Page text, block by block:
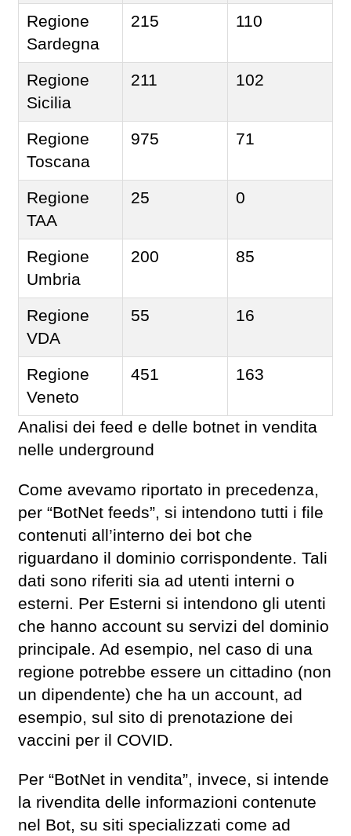
Regione
Sardegna
215 110
Regione
Sicilia
211 102
Regione
Toscana
975 71
Regione
TAA
25 0
Regione
Umbria
200 85
Regione
VDA
55 16
Regione
Veneto
451 163
Analisi dei feed e delle botnet in vendita
nelle underground
Come avevamo riportato in precedenza,
per “BotNet feeds”, si intendono tutti i file
contenuti all’interno dei bot che
riguardano il dominio corrispondente. Tali
dati sono riferiti sia ad utenti interni o
esterni. Per Esterni si intendono gli utenti
che hanno account su servizi del dominio
principale. Ad esempio, nel caso di una
regione potrebbe essere un cittadino (non
un dipendente) che ha un account, ad
esempio, sul sito di prenotazione dei
vaccini per il COVID.
Per “BotNet in vendita”, invece, si intende
la rivendita delle informazioni contenute
nel Bot, su siti specializzati come ad